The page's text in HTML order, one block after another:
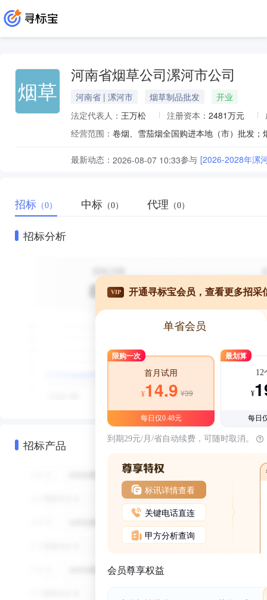
烟草
河南省烟草公司漯河市公司
河南省 | 漯河市 烟草制品批发
开业
法定代表人： 王万松 注册资本： 2481万元
经营范围：
最新动态： 2026-08-07 10:33参与 [2026-2028年漯
招标 （0） 中标 （0） 代理 （0）
招标分析
招标产品
VIP 开通寻标宝会员，查看更多招采
单省会员
限购一次
首月试用
¥14.9 ¥39
每日仅0.48元
最划算
12
¥
每日
到期29元/月/省自动续费，可随时取消。
标讯详情查看
关键电话直连
甲方分析查询
会员尊享权益